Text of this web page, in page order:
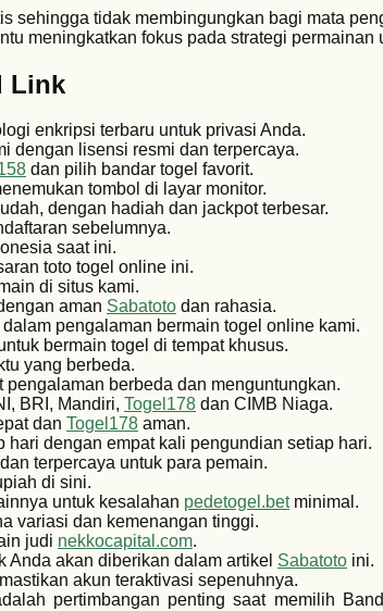
sehingga tidak membingungkan bagi mata
meningkatkan fokus pada strategi permainan
Link
enkripsi terbaru untuk privasi Anda.
dengan lisensi resmi dan terpercaya.
dan pilih bandar togel favorit.
tombol di layar monitor.
dengan hadiah dan jackpot terbesar.
sebelumnya.
saat ini.
toto togel online ini.
di situs kami.
aman Sabatoto dan rahasia.
pengalaman bermain togel online kami.
bermain togel di tempat khusus.
yang berbeda.
pengalaman berbeda dan menguntungkan.
BRI, Mandiri, Togel178 dan CIMB Niaga.
dan Togel178 aman.
hari dengan empat kali pengundian setiap hari.
dan terpercaya untuk para pemain.
di sini.
untuk kesalahan pedetogel.betminimal.
variasi dan kemenangan tinggi.
judi nekkocapital.com.
Anda akan diberikan dalam artikel Sabatoto ini.
akun teraktivasi sepenuhnya.
pertimbangan penting saat memilih